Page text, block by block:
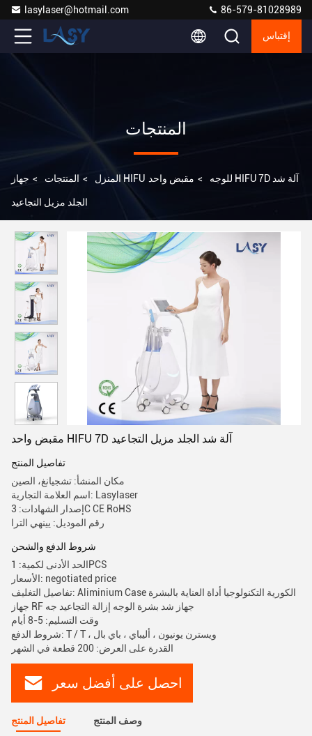
lasylaser@hotmail.com 86-579-81028989
إقتباس
المنتجات
المنزل > المنتجات > جهاز HIFU للوجه > مقبض واحد HIFU 7D آلة شد
الجلد مزيل التجاعيد
مقبض واحد HIFU 7D آلة شد الجلد مزيل التجاعيد
تفاصيل المنتج
مكان المنشأ: تشجيانغ، الصين
اسم العلامة التجارية: Lasylaser
إصدار الشهادات: 3C CE RoHS
رقم الموديل: يينهي الترا
شروط الدفع والشحن
الحد الأدنى لكمية: 1PCS
الأسعار: negotiated price
تفاصيل التغليف: Aliminium Case الكورية التكنولوجيا أداة العناية بالبشرة
جهاز RF جهاز شد بشرة الوجه إزالة التجاعيد جه
وقت التسليم: 5-8 أيام
شروط الدفع: T / T ، ويسترن يونيون ، أليباي ، باي بال
القدرة على العرض: 200 قطعة في الشهر
احصل على أفضل سعر
تفاصيل المنتج وصف المنتج